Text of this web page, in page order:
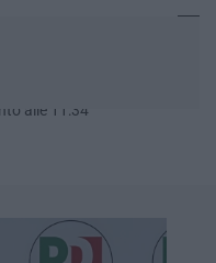
alle 11:34